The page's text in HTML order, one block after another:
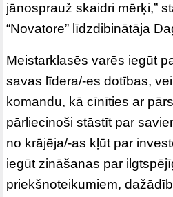
jānosprauž skaidri mērķi,”
“Novatore” līdzdibinātāja
Meistarklasēs varēs iegūt
savas līdera/-es dotības,
komandu, kā cīnīties ar
pārliecinoši stāstīt par
no krājēja/-as kļūt par
iegūt zināšanas par
priekšnoteikumiem,